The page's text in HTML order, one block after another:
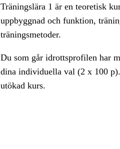
Träningslära 1 är en teoretisk
uppbyggnad och funktion,
träningsmetoder.
Du som går idrottsprofilen har
dina individuella val (2 x 100
utökad kurs.